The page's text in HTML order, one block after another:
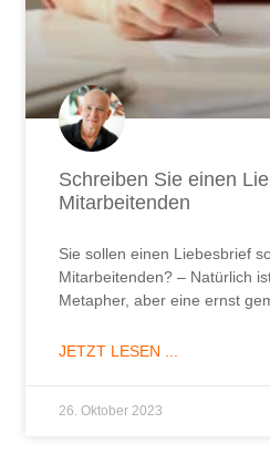
Schreiben Sie einen
Mitarbeitenden
Sie sollen einen Liebesbrief
Mitarbeitenden? – Natürlich
Metapher, aber eine ernst
JETZT LESEN ...
26. Oktober 2023